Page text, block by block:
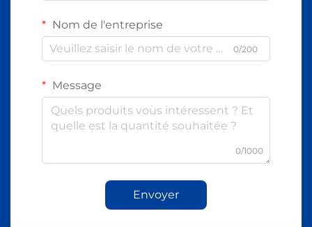
Nom de l'entreprise
0/200
Message
0/1000
Envoyer